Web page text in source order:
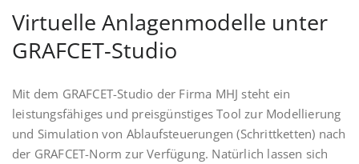
Virtuelle Anlagenmodelle unter
GRAFCET-Studio
Mit dem GRAFCET-Studio der Firma MHJ steht ein
leistungsfähiges und preisgünstiges Tool zur Modellierung
und Simulation von Ablaufsteuerungen (Schrittketten) nach
der GRAFCET-Norm zur Verfügung. Natürlich lassen sich